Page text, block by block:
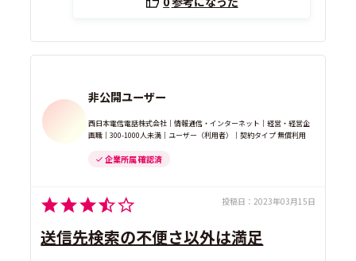
非公開ユーザー
西日本電信電話株式会社｜情報通信・インターネット｜経営・経営企
画職｜300-1000人未満｜ユーザー（利用者）｜契約タイプ 無償利用
企業所属 確認済
投稿日： 2023年03月15日
送信先検索の不便さ以外は満足